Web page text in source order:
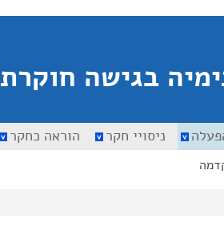
בגישה חוקרת
ניסויי חקר הוראה כחקר